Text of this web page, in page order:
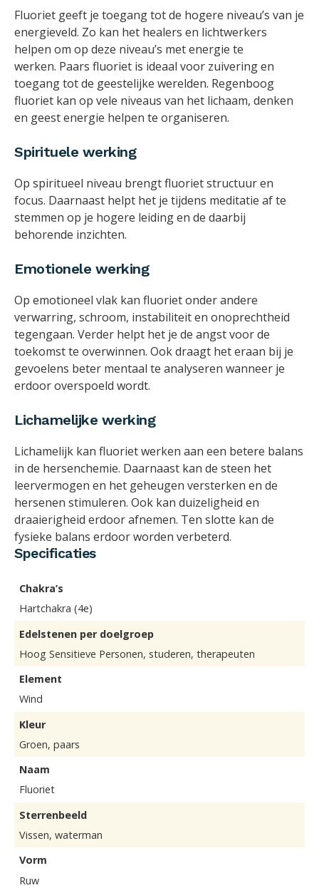
Fluoriet geeft je toegang tot de hogere niveau’s van je
energieveld. Zo kan het healers en lichtwerkers
helpen om op deze niveau’s met energie te
werken. Paars fluoriet is ideaal voor zuivering en
toegang tot de geestelijke werelden. Regenboog
fluoriet kan op vele niveaus van het lichaam, denken
en geest energie helpen te organiseren.
Spirituele werking
Op spiritueel niveau brengt fluoriet structuur en
focus. Daarnaast helpt het je tijdens meditatie af te
stemmen op je hogere leiding en de daarbij
behorende inzichten.
Emotionele werking
Op emotioneel vlak kan fluoriet onder andere
verwarring, schroom, instabiliteit en onoprechtheid
tegengaan. Verder helpt het je de angst voor de
toekomst te overwinnen. Ook draagt het eraan bij je
gevoelens beter mentaal te analyseren wanneer je
erdoor overspoeld wordt.
Lichamelijke werking
Lichamelijk kan fluoriet werken aan een betere balans
in de hersenchemie. Daarnaast kan de steen het
leervermogen en het geheugen versterken en de
hersenen stimuleren. Ook kan duizeligheid en
draaierigheid erdoor afnemen. Ten slotte kan de
fysieke balans erdoor worden verbeterd.
Specificaties
Chakra’s
Hartchakra (4e)
Edelstenen per doelgroep
Hoog Sensitieve Personen, studeren, therapeuten
Element
Wind
Kleur
Groen, paars
Naam
Fluoriet
Sterrenbeeld
Vissen, waterman
Vorm
Ruw